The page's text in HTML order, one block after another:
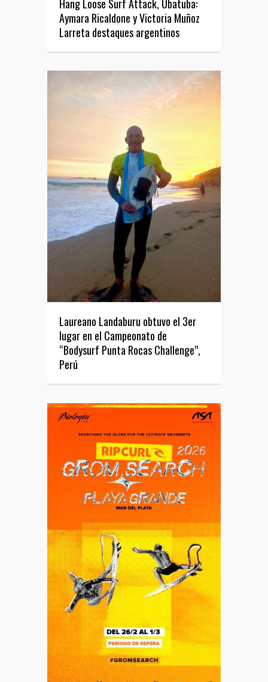
Hang Loose Surf Attack, Ubatuba:
Aymara Ricaldone y Victoria Muñoz
Larreta destaques argentinos
Laureano Landaburu obtuvo el 3er
lugar en el Campeonato de
“Bodysurf Punta Rocas Challenge”,
Perú